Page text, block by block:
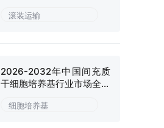
滚装运输
2026-2032年中国间充质
干细胞培养基行业市场全景
细胞培养基